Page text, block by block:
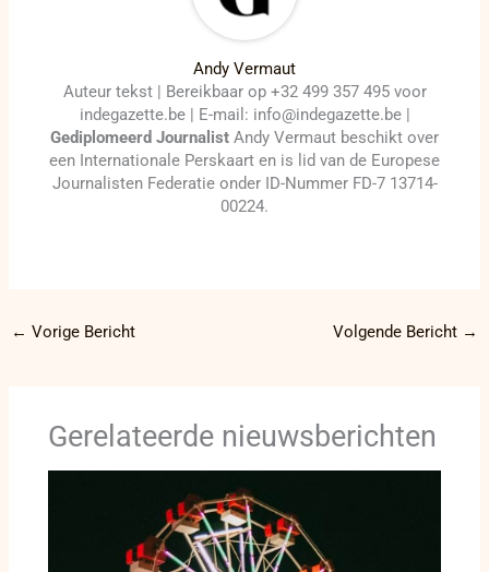
Andy Vermaut
Auteur tekst | Bereikbaar op +32 499 357 495 voor
indegazette.be | E-mail: info@indegazette.be |
Gediplomeerd Journalist Andy Vermaut beschikt over
een Internationale Perskaart en is lid van de Europese
Journalisten Federatie onder ID-Nummer FD-7 13714-
00224.
← Vorige Bericht Volgende Bericht →
Gerelateerde nieuwsberichten